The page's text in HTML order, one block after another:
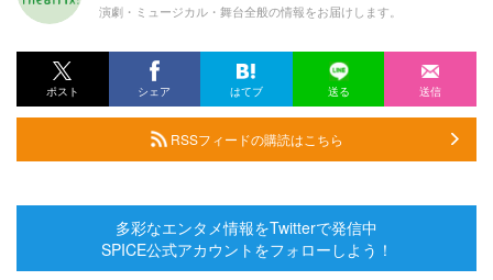
演劇・ミュージカル・舞台全般の情報をお届けします。
ポスト シェア はてブ 送る 送信
RSSフィードの購読はこちら
多彩なエンタメ情報をTwitterで発信中
SPICE公式アカウントをフォローしよう！